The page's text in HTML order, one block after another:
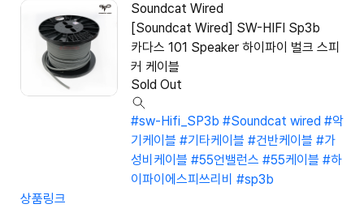
Soundcat Wired
[Soundcat Wired] SW-HIFI Sp3b
카다스 101 Speaker 하이파이 벌크 스피
커 케이블
Sold Out
#sw-Hifi_SP3b #Soundcat wired #악
기케이블 #기타케이블 #건반케이블 #가
성비케이블 #55언밸런스 #55케이블 #하
이파이에스피쓰리비 #sp3b
상품링크